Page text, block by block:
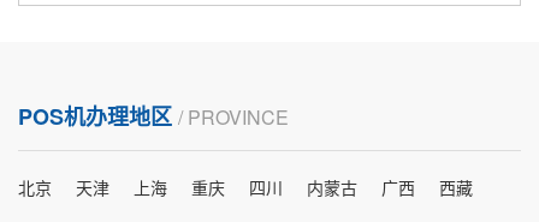
POS机办理地区 / PROVINCE
北京 天津 上海 重庆 四川 内蒙古 广西
西藏